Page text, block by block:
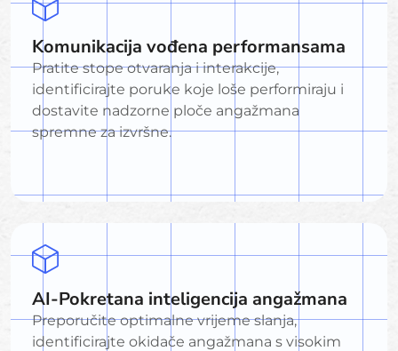
Komunikacija vođena performansama
Pratite stope otvaranja i interakcije,
identificirajte poruke koje loše performiraju i
dostavite nadzorne ploče angažmana
spremne za izvršne.
AI-Pokretana inteligencija angažmana
Preporučite optimalne vrijeme slanja,
identificirajte okidače angažmana s visokim